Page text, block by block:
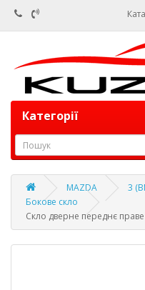
Категорії
MAZDA 3
Бокове скло
Скло дверне переднє